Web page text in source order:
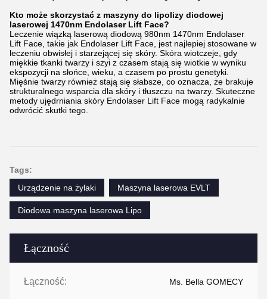
Łączność
Łączność: Ms. Bella GOMECY
Kto może skorzystać z maszyny do lipolizy diodowej
laserowej 1470nm Endolaser Lift Face?
Leczenie wiązką laserową diodową 980nm 1470nm Endolaser
Lift Face, takie jak Endolaser Lift Face, jest najlepiej stosowane w
leczeniu obwisłej i starzejącej się skóry. Skóra wiotczeje, gdy
miękkie tkanki twarzy i szyi z czasem stają się wiotkie w wyniku
ekspozycji na słońce, wieku, a czasem po prostu genetyki.
Mięśnie twarzy również stają się słabsze, co oznacza, że brakuje
strukturalnego wsparcia dla skóry i tłuszczu na twarzy. Skuteczne
metody ujędrniania skóry Endolaser Lift Face mogą radykalnie
odwrócić skutki tego.
Tags:
Urządzenie na żylaki
Maszyna laserowa EVLT
Diodowa maszyna laserowa Lipo